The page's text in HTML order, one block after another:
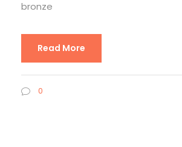
bronze
Read More
0